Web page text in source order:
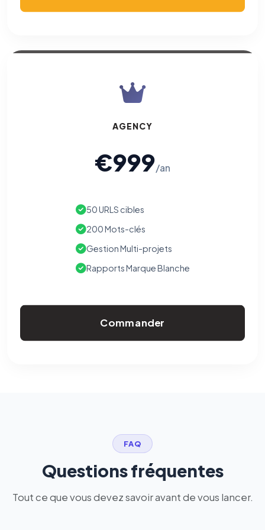
AGENCY
€999/an
50 URLS cibles
200 Mots-clés
Gestion Multi-projets
Rapports Marque Blanche
Commander
FAQ
Questions fréquentes
Tout ce que vous devez savoir avant de vous lancer.